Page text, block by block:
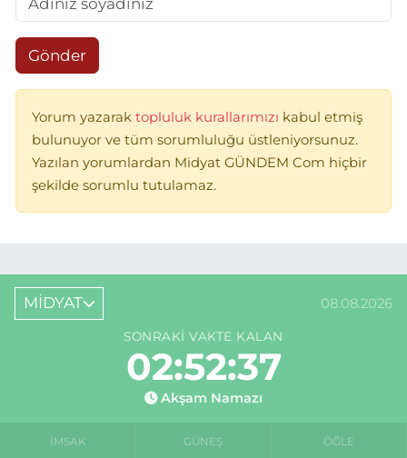
Gönder
Yorum yazarak topluluk kurallarımızı kabul etmiş
bulunuyor ve tüm sorumluluğu üstleniyorsunuz.
Yazılan yorumlardan Midyat GÜNDEM Com hiçbir
şekilde sorumlu tutulamaz.
MİDYAT 08.08.2026
SONRAKI VAKTE KALAN
02:52:37
Akşam Namazı
İMSAK GÜNEŞ ÖĞLE